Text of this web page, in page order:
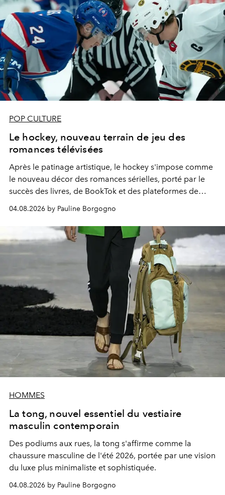
POP CULTURE
Le hockey, nouveau terrain de jeu des
romances télévisées
Après le patinage artistique, le hockey s'impose comme
le nouveau décor des romances sérielles, porté par le
succès des livres, de BookTok et des plateformes de
04.08.2026 by Pauline Borgogno
HOMMES
La tong, nouvel essentiel du vestiaire
masculin contemporain
Des podiums aux rues, la tong s'affirme comme la
chaussure masculine de l'été 2026, portée par une vision
du luxe plus minimaliste et sophistiquée.
04.08.2026 by Pauline Borgogno